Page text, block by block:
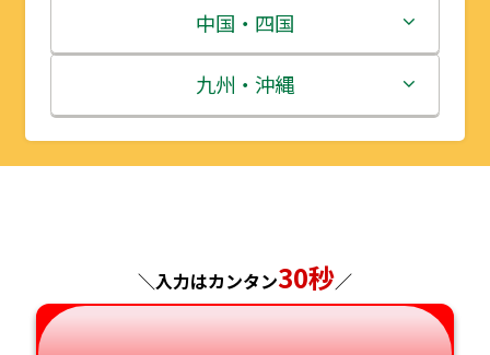
宮城県
秋田県
山形県
群馬県
埼玉県
千葉県
富山県
石川県
福井県
岐阜県
三重県
滋賀県
京都府
奈良県
中国・四国
鳥取県
島根県
山口県
九州・沖縄
福岡県
熊本県
＼入力はカンタン30秒／